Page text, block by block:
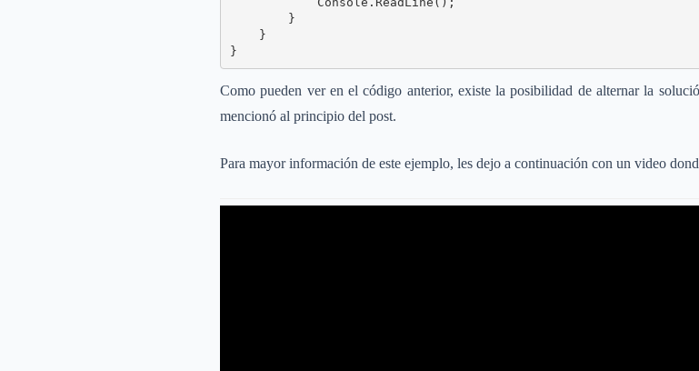
        }
    }
}
Como pueden ver en el código anterior, existe la posibilidad de alternar la
mencionó al principio del post.
Para mayor información de este ejemplo, les dejo a continuación con un video